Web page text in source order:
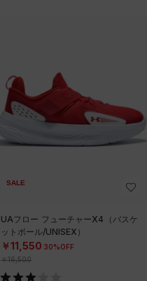
SALE
UAフロー フューチャーX4（バスケ
ットボール/UNISEX）
￥11,550 30%OFF
￥16,500